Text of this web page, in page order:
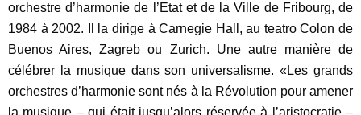
orchestre d’harmonie de l’Etat et de la Ville de Fribourg, de
1984 à 2002. Il la dirige à Carnegie Hall, au teatro Colon de
Buenos Aires, Zagreb ou Zurich. Une autre manière de
célébrer la musique dans son universalisme. «Les grands
orchestres d’harmonie sont nés à la Révolution pour amener